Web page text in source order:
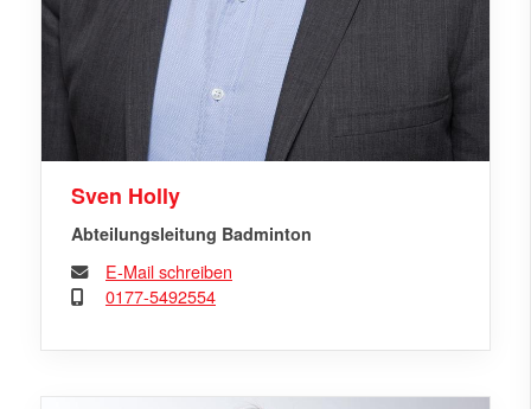
Sven Holly
Abteilungsleitung Badminton
E-Mail schreiben
0177-5492554